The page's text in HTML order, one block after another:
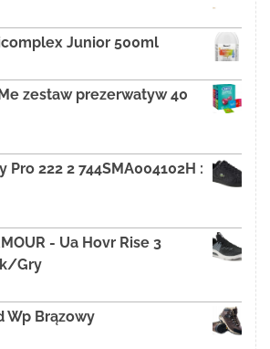
Junior 500ml
zestaw prezerwatyw 40
Pro 222 2 744SMA004102H :
- Ua Hovr Rise 3
Gry
Wp Brązowy